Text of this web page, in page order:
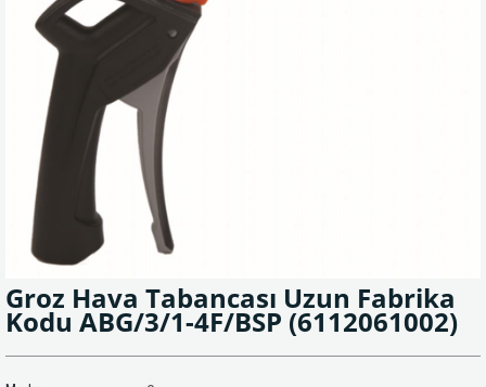
Groz Hava Tabancası Uzun Fabrika
Kodu ABG/3/1-4F/BSP (6112061002)